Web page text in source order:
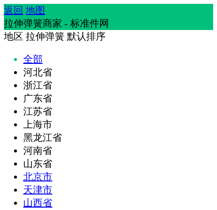
返回 地图
拉伸弹簧商家 - 标准件网
地区 拉伸弹簧 默认排序
全部
河北省
浙江省
广东省
江苏省
上海市
黑龙江省
河南省
山东省
北京市
天津市
山西省